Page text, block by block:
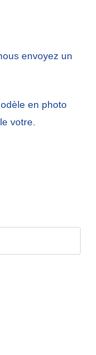
envoyez un
en photo
votre.